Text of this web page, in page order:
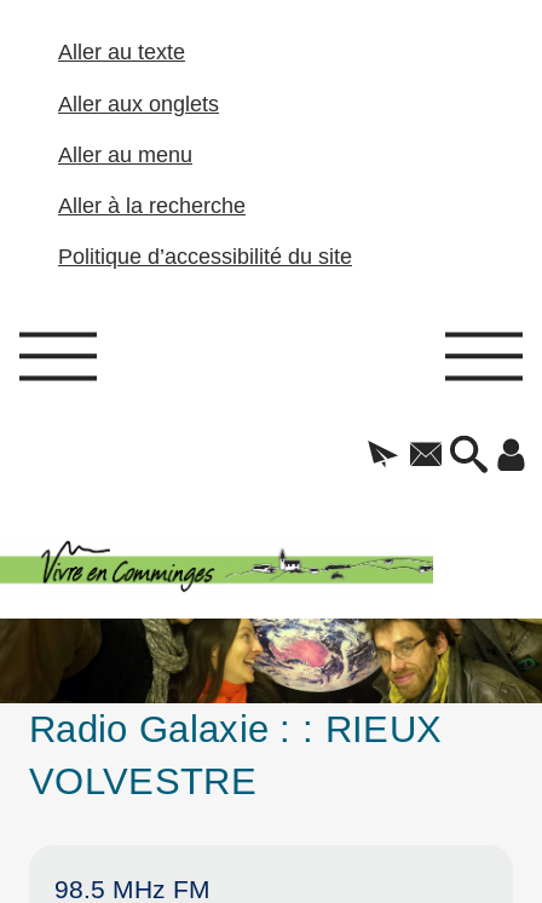
Aller au texte
Aller aux onglets
Aller au menu
Aller à la recherche
Politique d’accessibilité du site
Radio Galaxie : : RIEUX
VOLVESTRE
98.5 MHz FM